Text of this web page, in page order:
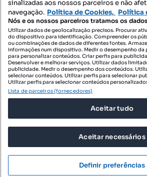
Contacte-nos
SIGA-NOS:
DESCARREGAR NA:
© 2026 Imovirtual.com, OLX
TERMOS DE
POLÍTICA DE
CONFIGURAÇÕES DE
sinalizadas aos nossos parceiros e não
navegação. Política de Cookies, Política
Nós e os nossos parceiros tratamos os
Utilizar dados de geolocalização precisos. Procurar
do dispositivo para identificação. Compreender os
ou combinações de dados de diferentes fontes.
informações num dispositivo. Medir o desempenho
para personalizar conteúdos. Criar perfis para
Desenvolver e melhorar serviços. Utilizar dados
publicidade. Medir o desempenho dos conteúdos.
selecionar conteúdos. Utilizar perfis para selecionar
Utilizar perfis para selecionar conteúdos
Lista de parceiros (fornecedores)
Aceitar tudo
Aceitar necessários
Definir preferências